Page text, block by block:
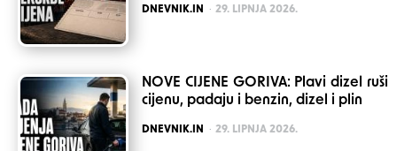
POSTED
DNEVNIK.IN 29. LIPNJA 2026.
NOVE CIJENE GORIVA: Plavi dizel ruši
cijenu, padaju i benzin, dizel i plin
POSTED
DNEVNIK.IN 29. LIPNJA 2026.